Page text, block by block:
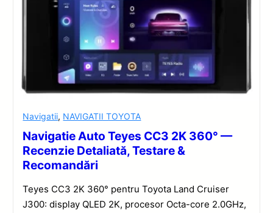
Navigatii, NAVIGATII TOYOTA
Navigatie Auto Teyes CC3 2K 360° —
Recenzie Detaliată, Testare &
Recomandări
Teyes CC3 2K 360° pentru Toyota Land Cruiser
J300: display QLED 2K, procesor Octa-core 2.0GHz,